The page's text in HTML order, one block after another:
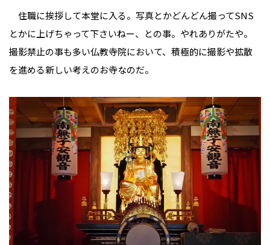
住職に挨拶して本堂に入る。写真とかどんどん撮ってSNS
とかに上げちゃって下さいねー、との事。やれありがたや。
撮影禁止の事も多い仏教寺院において、積極的に撮影や拡散
を進める新しい考えのお寺なのだ。